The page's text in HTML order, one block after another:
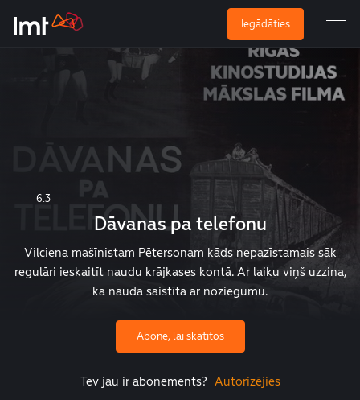
Iegādāties
6.3
Dāvanas pa telefonu
Vilciena mašīnistam Pētersonam kāds nepazīstamais sāk
regulāri ieskaitīt naudu krājkases kontā. Ar laiku viņš uzzina,
ka nauda saistīta ar noziegumu.
Abonē, lai skatītos
Tev jau ir abonements? Autorizējies